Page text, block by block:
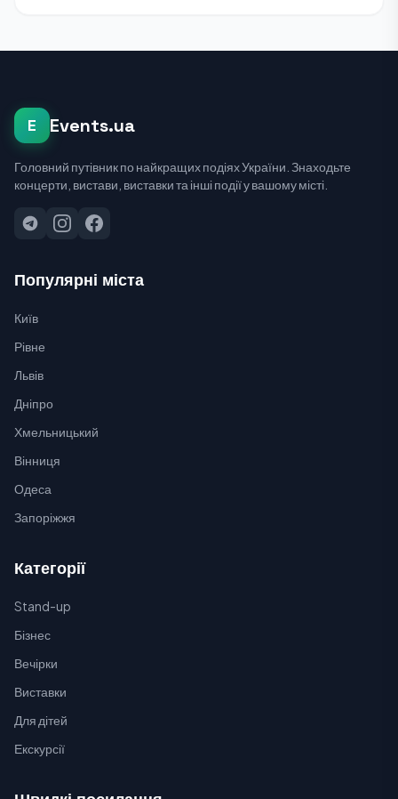
E Events.ua
Головний путівник по найкращих подіях України. Знаходьте
концерти, вистави, виставки та інші події у вашому місті.
Популярні міста
Київ
Рівне
Львів
Дніпро
Хмельницький
Вінниця
Одеса
Запоріжжя
Категорії
Stand-up
Бізнес
Вечірки
Виставки
Для дітей
Екскурсії